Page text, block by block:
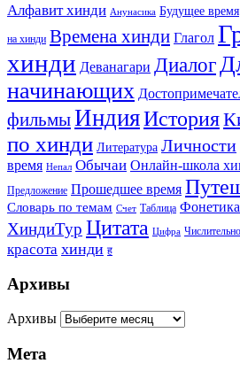
Алфавит хинди Анунасика Будущее время
на хинди Времена хинди Глагол
хинди Деванагари Диалог
начинающих
фильмыИндияИстория
по хинди Литература Личности
время Непал Обычаи Онлайн-школа
Предложение Прошедшее время
Словарь по темам Счет Таблица
ХиндиТур Цитата Цифра
красота хинди ह
Архивы
Архивы
Мета